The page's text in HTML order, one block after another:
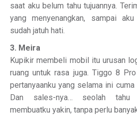
saat aku belum tahu tujuannya.
yang menyenangkan, sampai
sudah jatuh hati.
3. Meira
Kupikir membeli mobil itu urusan
ruang untuk rasa juga. Tiggo 8
pertanyaanku yang selama ini
Dan sales-nya… seolah tahu
membuatku yakin, tanpa perlu